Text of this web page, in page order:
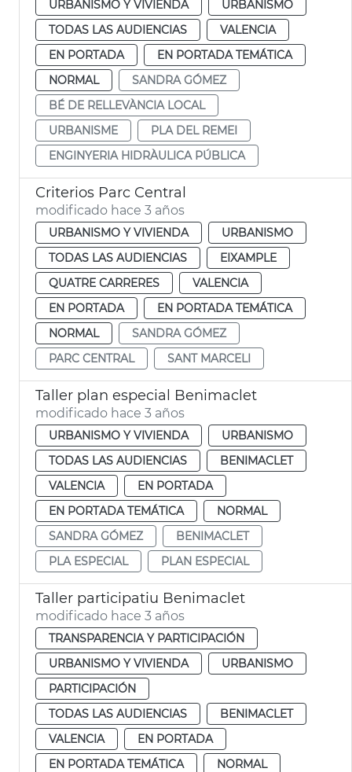
URBANISMO Y VIVIENDA
URBANISMO
TODAS LAS AUDIENCIAS
VALENCIA
EN PORTADA
EN PORTADA TEMÁTICA
NORMAL
SANDRA GÓMEZ
BÉ DE RELLEVÀNCIA LOCAL
URBANISME
PLA DEL REMEI
ENGINYERIA HIDRÀULICA PÚBLICA
Criterios Parc Central
modificado hace 3 años
URBANISMO Y VIVIENDA
URBANISMO
TODAS LAS AUDIENCIAS
EIXAMPLE
QUATRE CARRERES
VALENCIA
EN PORTADA
EN PORTADA TEMÁTICA
NORMAL
SANDRA GÓMEZ
PARC CENTRAL
SANT MARCELI
Taller plan especial Benimaclet
modificado hace 3 años
URBANISMO Y VIVIENDA
URBANISMO
TODAS LAS AUDIENCIAS
BENIMACLET
VALENCIA
EN PORTADA
EN PORTADA TEMÁTICA
NORMAL
SANDRA GÓMEZ
BENIMACLET
PLA ESPECIAL
PLAN ESPECIAL
Taller participatiu Benimaclet
modificado hace 3 años
TRANSPARENCIA Y PARTICIPACIÓN
URBANISMO Y VIVIENDA
URBANISMO
PARTICIPACIÓN
TODAS LAS AUDIENCIAS
BENIMACLET
VALENCIA
EN PORTADA
EN PORTADA TEMÁTICA
NORMAL